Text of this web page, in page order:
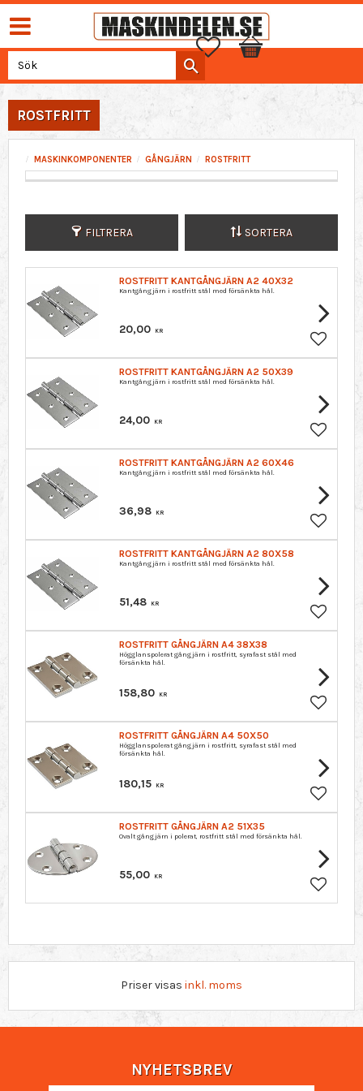
Favoriter
Kundvagn
ROSTFRITT
MASKINKOMPONENTER GÅNGJÄRN ROSTFRITT
FILTRERA SORTERA
ROSTFRITT KANTGÅNGJÄRN A2 40X32
Kantgångjärn i rostfritt stål med försänkta hål.
20,00 KR
Lägg till
ROSTFRITT KANTGÅNGJÄRN A2 50X39
Kantgångjärn i rostfritt stål med försänkta hål.
24,00 KR
Lägg till
ROSTFRITT KANTGÅNGJÄRN A2 60X46
Kantgångjärn i rostfritt stål med försänkta hål.
36,98 KR
Lägg till
ROSTFRITT KANTGÅNGJÄRN A2 80X58
Kantgångjärn i rostfritt stål med försänkta hål.
51,48 KR
Lägg till
ROSTFRITT GÅNGJÄRN A4 38X38
Högglanspolerat gångjärn i rostfritt, syrafast stål med
försänkta hål.
158,80 KR
Lägg till
ROSTFRITT GÅNGJÄRN A4 50X50
Högglanspolerat gångjärn i rostfritt, syrafast stål med
försänkta hål.​​
180,15 KR
Lägg till
ROSTFRITT GÅNGJÄRN A2 51X35
Ovalt gångjärn i polerat, rostfritt stål med försänkta hål.
55,00 KR
Lägg till
Priser visas inkl. moms
NYHETSBREV